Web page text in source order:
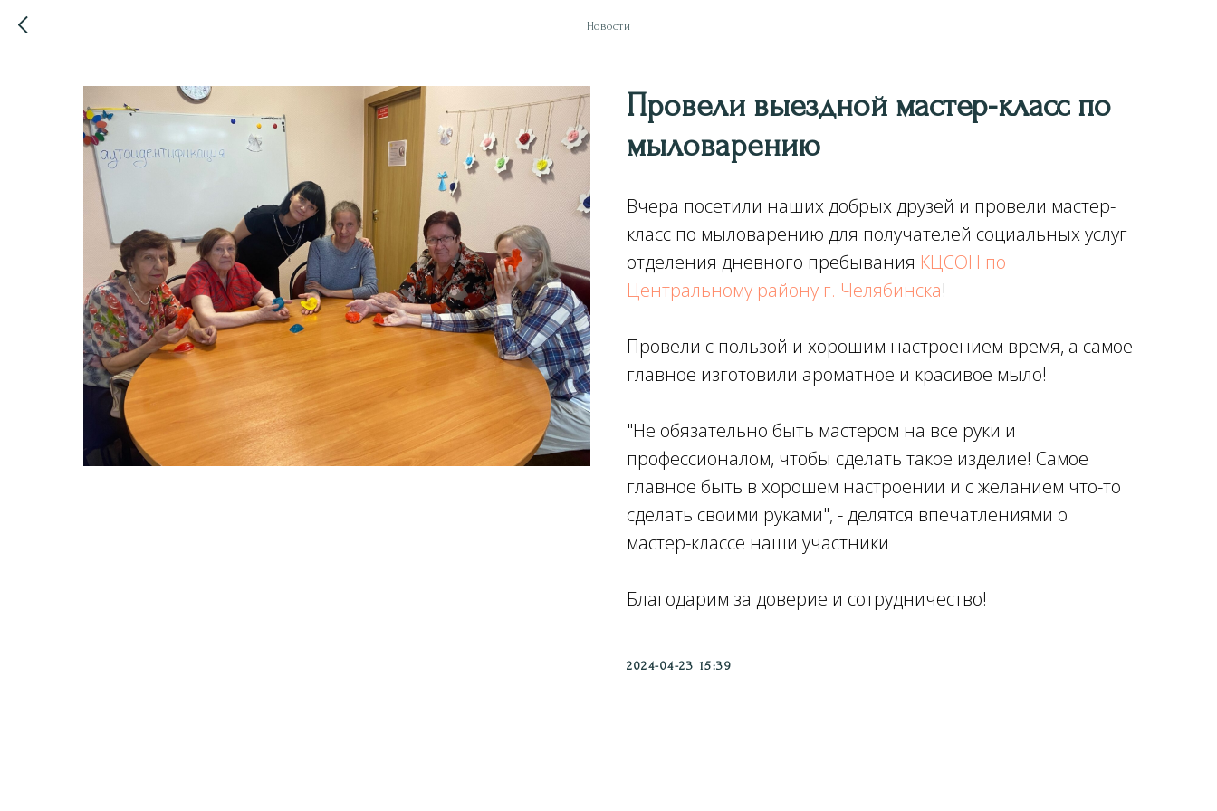
Новости
Провели выездной мастер-класс по
мыловарению
Вчера посетили наших добрых друзей и провели мастер-
класс по мыловарению для получателей социальных услуг
отделения дневного пребывания КЦСОН по
Центральному району г. Челябинска!
Провели с пользой и хорошим настроением время, а самое
главное изготовили ароматное и красивое мыло!
"Не обязательно быть мастером на все руки и
профессионалом, чтобы сделать такое изделие! Самое
главное быть в хорошем настроении и с желанием что-то
сделать своими руками", - делятся впечатлениями о
мастер-классе наши участники
Благодарим за доверие и сотрудничество!
2024-04-23 15:39